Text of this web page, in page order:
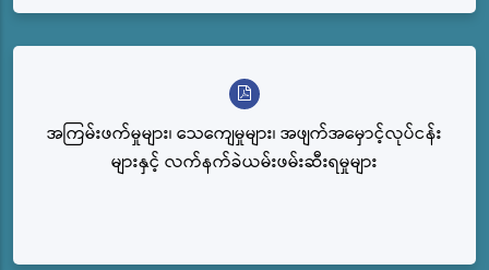
အကြမ်းဖက်မှုများ၊ သေကျေမှုများ၊ အဖျက်အမှောင့်လုပ်ငန်း
များနှင့် လက်နက်ခဲယမ်းဖမ်းဆီးရမှုများ